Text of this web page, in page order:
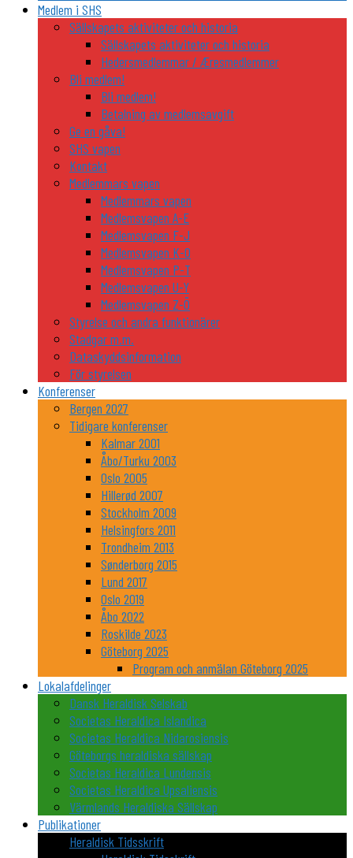
Medlem i SHS
Sällskapets aktiviteter och historia
Sällskapets aktiviteter och historia
Hedersmedlemmar / Æresmedlemmer
Bli medlem!
Bli medlem!
Betalning av medlemsavgift
Ge en gåva!
SHS vapen
Kontakt
Medlemmars vapen
Medlemmars vapen
Medlemsvapen A-E
Medlemsvapen F-J
Medlemsvapen K-O
Medlemsvapen P-T
Medlemsvapen U-Y
Medlemsvapen Z-Ö
Styrelse och andra funktionärer
Stadgar m.m.
Dataskyddsinformation
För styrelsen
Konferenser
Bergen 2027
Tidigare konferenser
Kalmar 2001
Åbo/Turku 2003
Oslo 2005
Hillerød 2007
Stockholm 2009
Helsingfors 2011
Trondheim 2013
Sønderborg 2015
Lund 2017
Oslo 2019
Åbo 2022
Roskilde 2023
Göteborg 2025
Program och anmälan Göteborg 2025
Lokalafdelinger
Dansk Heraldisk Selskab
Societas Heraldica Islandica
Societas Heraldica Nidarosiensis
Göteborgs heraldiska sällskap
Societas Heraldica Lundensis
Societas Heraldica Upsaliensis
Värmlands Heraldiska Sällskap
Publikationer
Heraldisk Tidsskrift